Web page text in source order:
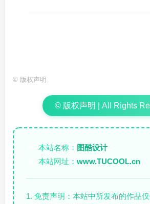
© 版权声明
© 版权声明 | All Rights
本站名称： 图酷设计
本站网址： www.TUCOOL.cn
1. 免责声明：本站中所发布的作品